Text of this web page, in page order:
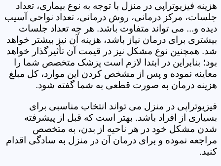
هزینه فیزیوتراپی در منزل با توجه به نوع بیماری، تعداد
جلسات، مرکز درمانی، روش درمانی، تعداد نواحی آسیب
دیده و... می تواند متفاوت باشد. هر چه تعداد جلسات
بیشتری برای درمان نیاز باشد، هزینه آن نیز بیشتر خواهد
شد. همچنین نوع مشکل نیز در قیمت آن تأثیرگذار خواهد
بود؛ بنابراین در ابتدا لازم است پزشک متخصص شما را
معاینه نموده و پس از مشخص کردن این موارد، کل مبلغ
هزینه درمان به صورت قطعی به شما گفته شود.
فیزیوتراپی در منزل می تواند انتخاب مناسبی برای
بسیاری از افراد باشد. بهتر است که قبل از پیشرفته
شدن مشکل خود در هر ناحیه از بدن، به متخصص
مراجعه نموده و برای درمان آن در منزل به سادگی اقدام
کنید.